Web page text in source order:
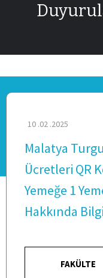
10 .02 .2025
Malatya
Ücretleri QR
Yemeğe 1
Hakkında
FAKÜLTE